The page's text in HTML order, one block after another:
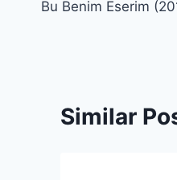
gezinmesi
Bu Benim Eserim
Similar